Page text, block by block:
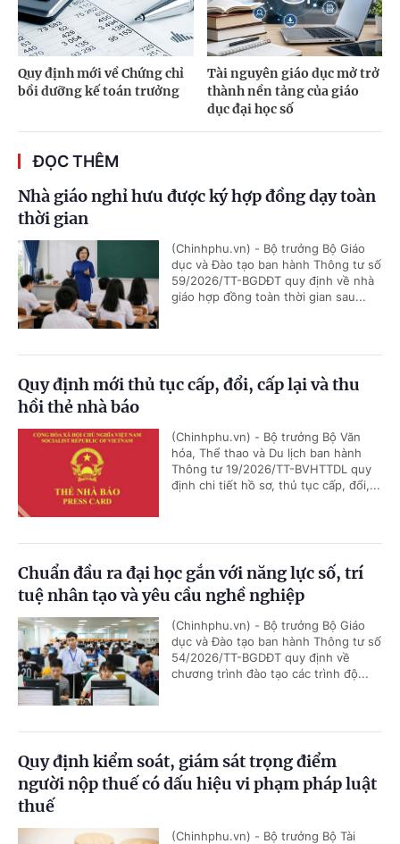
Quy định mới về Chứng chỉ
bồi dưỡng kế toán trưởng
Tài nguyên giáo dục mở trở
thành nền tảng của giáo
dục đại học số
ĐỌC THÊM
Nhà giáo nghỉ hưu được ký hợp đồng dạy toàn
thời gian
(Chinhphu.vn) - Bộ trưởng Bộ Giáo
dục và Đào tạo ban hành Thông tư số
59/2026/TT-BGDĐT quy định về nhà
giáo hợp đồng toàn thời gian sau...
Quy định mới thủ tục cấp, đổi, cấp lại và thu
hồi thẻ nhà báo
(Chinhphu.vn) - Bộ trưởng Bộ Văn
hóa, Thể thao và Du lịch ban hành
Thông tư 19/2026/TT-BVHTTDL quy
định chi tiết hồ sơ, thủ tục cấp, đổi,...
Chuẩn đầu ra đại học gắn với năng lực số, trí
tuệ nhân tạo và yêu cầu nghề nghiệp
(Chinhphu.vn) - Bộ trưởng Bộ Giáo
dục và Đào tạo ban hành Thông tư số
54/2026/TT-BGDĐT quy định về
chương trình đào tạo các trình độ...
Quy định kiểm soát, giám sát trọng điểm
người nộp thuế có dấu hiệu vi phạm pháp luật
thuế
(Chinhphu.vn) - Bộ trưởng Bộ Tài